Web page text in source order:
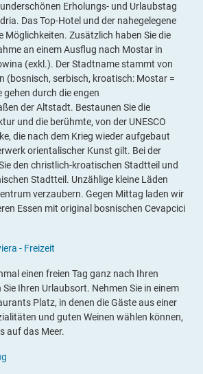
Erholungs- und Urlaubstag
Das Top-Hotel und der nahegelegene
Möglichkeiten. Zusätzlich haben Sie die
an einem Ausflug nach Mostar in
(exkl.). Der Stadtname stammt von
(bosnisch, serbisch, kroatisch: Mostar =
durch die engen
der Altstadt. Bestaunen Sie die
und die berühmte, von der UNESCO
die nach dem Krieg wieder aufgebaut
orientalischer Kunst gilt. Bei der
den christlich-kroatischen Stadtteil und
Stadtteil. Unzählige kleine Läden
verzaubern. Gegen Mittag laden wir
Essen mit original bosnischen Cevapcici
- Freizeit
einen freien Tag ganz nach Ihren
Ihren Urlaubsort. Nehmen Sie in einem
Platz, in denen die Gäste aus einer
und guten Weinen wählen können,
auf das Meer.